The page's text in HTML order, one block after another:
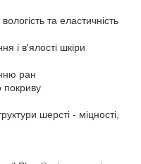
та еластичність
і в'ялості шкіри
ран
покриву
шерсті - міцності,